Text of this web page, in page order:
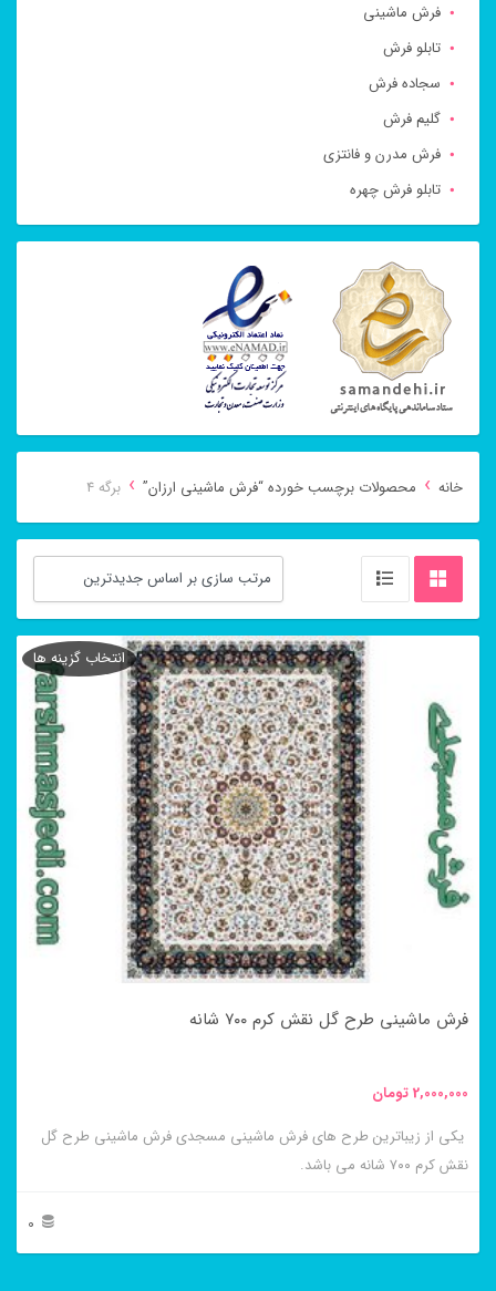
فرش ماشینی
تابلو فرش
سجاده فرش
گلیم فرش
فرش مدرن و فانتزی
تابلو فرش چهره
خانه › محصولات برچسب خورده “فرش ماشینی ارزان” › برگه 4
فرش ماشینی طرح گل نقش کرم ۷۰۰ شانه
2,000,000تومان
یکی از زیباترین طرح های فرش ماشینی مسجدی فرش ماشینی طرح گل
نقش کرم ۷۰۰ شانه می باشد.
0
انتخاب گزینه ها